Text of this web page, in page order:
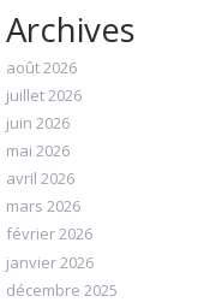
Archives
août 2026
juillet 2026
juin 2026
mai 2026
avril 2026
mars 2026
février 2026
janvier 2026
décembre 2025